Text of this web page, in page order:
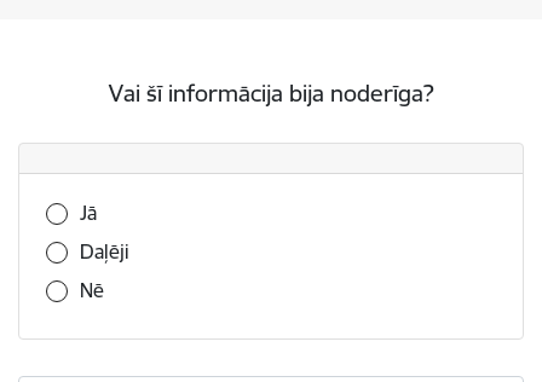
Vai šī informācija bija noderīga?
Vai šī informācija bija noderīga?
Jā
Daļēji
Nē